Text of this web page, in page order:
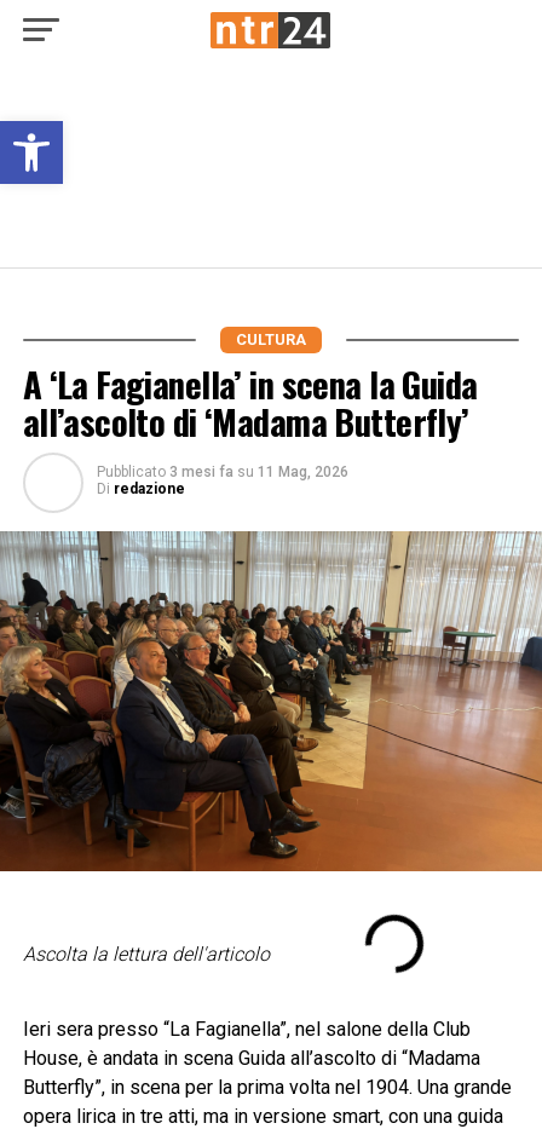
Open toolbar
CULTURA
A ‘La Fagianella’ in scena la Guida
all’ascolto di ‘Madama Butterfly’
Pubblicato 3 mesi fa su 11 Mag, 2026
Di redazione
Ascolta la lettura dell'articolo
Ieri sera presso “La Fagianella”, nel salone della Club
House, è andata in scena Guida all’ascolto di “Madama
Butterfly”, in scena per la prima volta nel 1904. Una grande
opera lirica in tre atti, ma in versione smart, con una guida